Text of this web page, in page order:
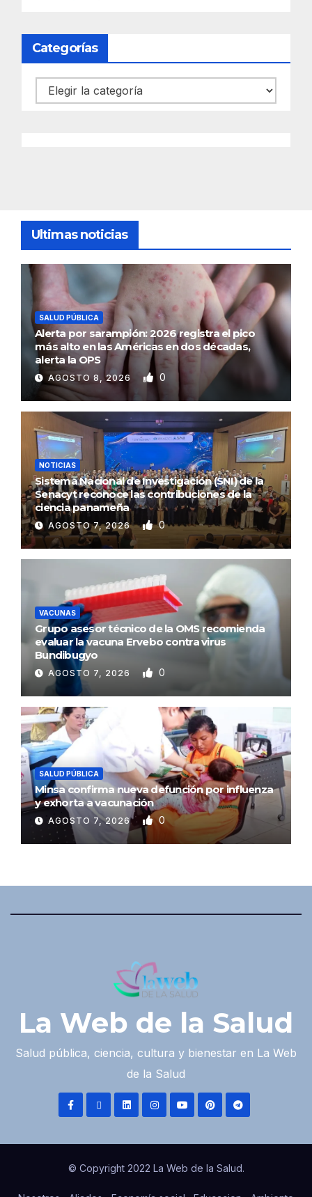
Categorías
Categorías
Ultimas noticias
SALUD PÚBLICA
Alerta por sarampión: 2026 registra el pico
más alto en las Américas en dos décadas,
alerta la OPS
AGOSTO 8, 2026 0
NOTICIAS
Sistema Nacional de Investigación (SNI) de la
Senacyt reconoce las contribuciones de la
ciencia panameña
AGOSTO 7, 2026 0
VACUNAS
Grupo asesor técnico de la OMS recomienda
evaluar la vacuna Ervebo contra virus
Bundibugyo
AGOSTO 7, 2026 0
SALUD PÚBLICA
Minsa confirma nueva defunción por influenza
y exhorta a vacunación
AGOSTO 7, 2026 0
La Web de la Salud
Salud pública, ciencia, cultura y bienestar en La Web
de la Salud
© Copyright 2022 La Web de la Salud.